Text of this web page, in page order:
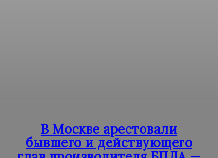
В Москве арестовали
бывшего и действующего